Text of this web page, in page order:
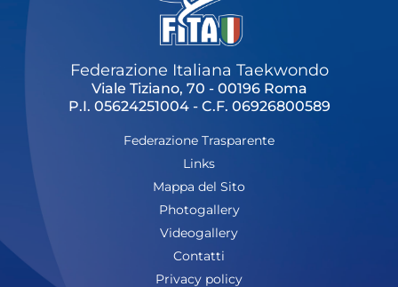
Federazione Trasparente
Fita HUBFederazione Italiana Taekwondo
Viale Tiziano, 70 - 00196 Roma
P.I. 05624251004 - C.F. 06926800589
Federazione Trasparente
Links
Mappa del Sito
Photogallery
Videogallery
Contatti
Privacy policy